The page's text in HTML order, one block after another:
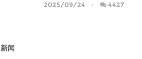
2025/09/24 4427
新闻